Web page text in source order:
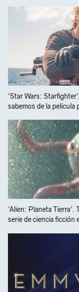
'Star Wars:
sabemos de la película
'Alien: Planeta Tierra'.
serie de ciencia ficción